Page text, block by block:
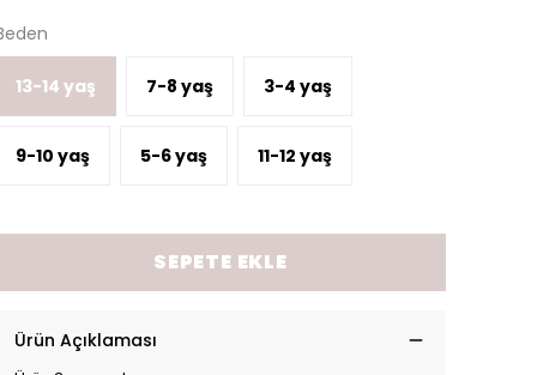
13-14 yaş 7-8 yaş 3-4 yaş
9-10 yaş 5-6 yaş 11-12 yaş
SEPETE EKLE
Ürün Açıklaması